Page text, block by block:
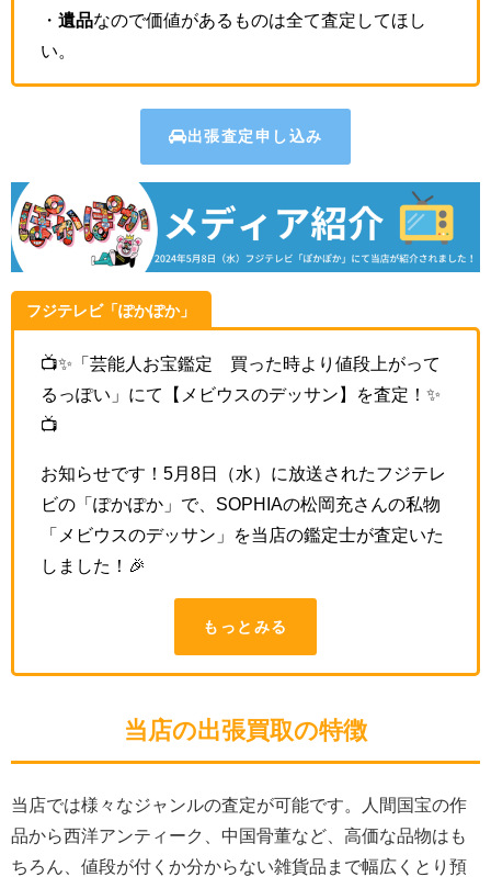
・ 遺品なので価値があるものは全て査定してほし
い。
出張査定申し込み
フジテレビ「ぽかぽか」
📺✨ 「芸能人お宝鑑定 買った時より値段上がって
るっぽい」にて
【メビウスのデッサン】を査定！✨
📺
お知らせです！5月8日（水）に放送されたフジテレ
ビの「ぽかぽか」で、SOPHIAの松岡充さんの私物
「メビウスのデッサン」を当店の鑑定士が査定いた
しました！🎉
もっとみる
当店の出張買取の特徴
当店では様々なジャンルの査定が可能です。人間国宝の作
品から西洋アンティーク、中国骨董など、高価な品物はも
ちろん、値段が付くか分からない雑貨品まで幅広くとり預